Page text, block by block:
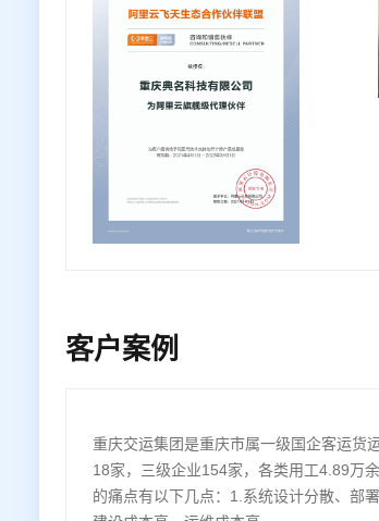
客户案例
重庆交运集团是重庆市属一级国企客运货
18家，三级企业154家，各类用工4.89万
的痛点有以下几点：1.系统设计分散、部